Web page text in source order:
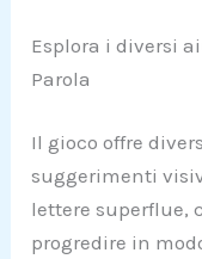
Esplora i diversi
Parola
Il gioco offre
suggerimenti
lettere superflue,
progredire in